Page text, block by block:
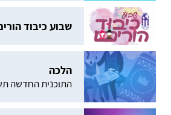
שבוע כיבוד
הלכה
התוכנית החדשה